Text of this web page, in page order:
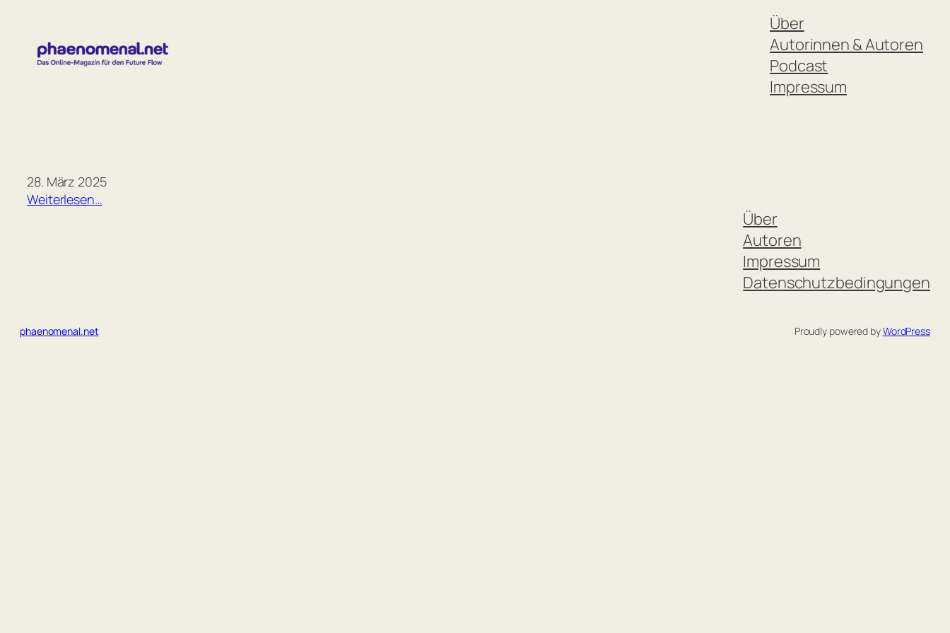
springen
Über
Autorinnen & Autoren
Podcast
Impressum
28. März 2025
Weiterlesen…
Über
Autoren
Impressum
Datenschutzbedingungen
phaenomenal.net Proudly powered byWordPress